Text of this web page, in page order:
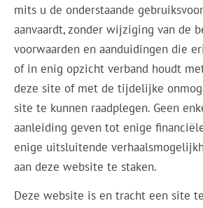
mits u de onderstaande
aanvaardt, zonder wijziging van de
voorwaarden en aanduidingen die
of in enig opzicht verband houdt
deze site of met de tijdelijke
site te kunnen raadplegen. Geen
aanleiding geven tot enige
enige uitsluitende
aan deze website te staken.
Deze website is en tracht een site